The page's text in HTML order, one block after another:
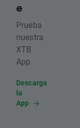
e
Prueba
nuestra
XTB
App
Descarga
la
App